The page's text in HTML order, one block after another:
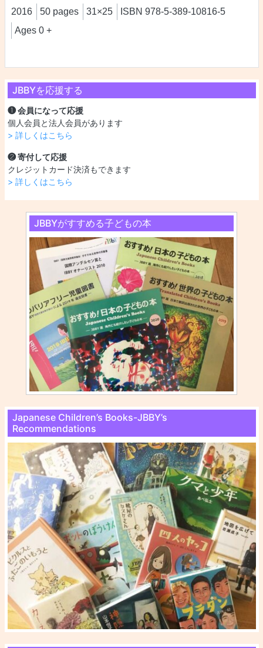
JBBYを応援する
❶ 会員になって応援
個人会員と法人会員があります
> 詳しくはこちら
❷ 寄付して応援
クレジットカード決済もできます
> 詳しくはこちら
JBBYがすすめる子どもの本
Japanese Children’s Books-JBBY’s
Recommendations
2016 50 pages 31×25
ISBN 978-5-389-10816-5
Ages 0 +